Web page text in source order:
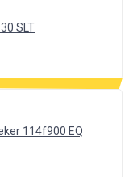
SLT
114f900 EQ